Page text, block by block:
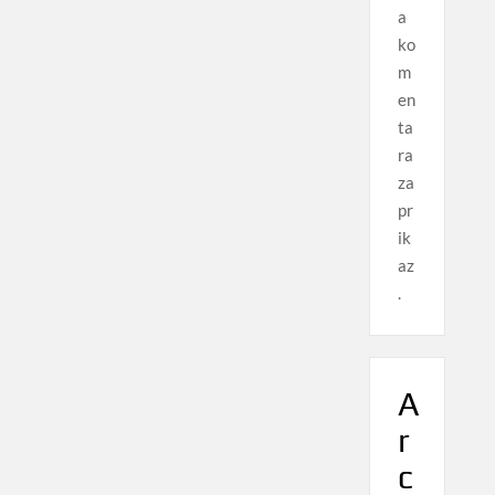
a
ko
m
en
ta
ra
za
pr
ik
az
.
A
r
c